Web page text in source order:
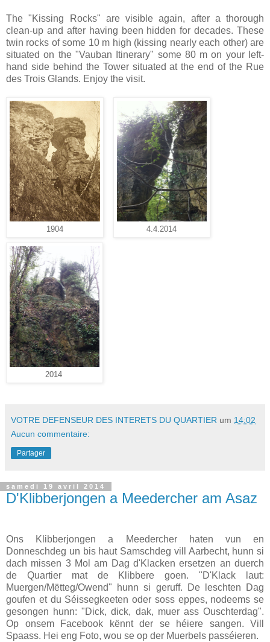
The "Kissing Rocks" are visible again, after a thorough
clean-up and after having been hidden for decades. These
twin rocks of some 10 m high (kissing nearly each other) are
situated on the "Vauban Itinerary" some 80 m on your left-
hand side behind the Tower situated at the end of the Rue
des Trois Glands. Enjoy the visit.
1904 4.4.2014
2014
VOTRE DEFENSEUR DES INTERETS DU QUARTIER um 14:02
Aucun commentaire:
Partager
samedi 19 avril 2014
D'Klibberjongen a Meedercher am Asaz
Ons Klibberjongen a Meedercher haten vun en
Donneschdeg un bis haut Samschdeg vill Aarbecht, hunn si
dach missen 3 Mol am Dag d'Klacken ersetzen an duerch
de Quartier mat de Klibbere goen. "D'Klack laut:
Muergen/Mëtteg/Owend" hunn si geruff. De leschten Dag
goufen et du Séissegkeeten oder soss eppes, nodeems se
gesongen hunn: "Dick, dick, dak, muer ass Ouschterdag".
Op onsem Facebook kënnt der se héiere sangen. Vill
Spaass. Hei eng Foto, wou se op der Muerbels passéieren.